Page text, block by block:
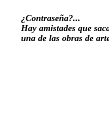
¿Contraseña?...
Hay amistades que
una de las obras de